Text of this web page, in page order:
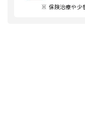
※ 保険治療や少